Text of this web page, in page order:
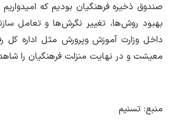
صندوق ذخیره فرهنگیان بودیم که
بهبود روش‌ها، تغییر نگرش‌ها و تعامل
داخل وزارت آموزش وپرورش مثل اداره کل
معیشت و در نهایت منزلت فرهنگیان را
منبع: تسنیم